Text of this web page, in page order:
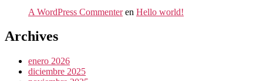
A WordPress Commenteren Hello world!
Archives
enero 2026
diciembre 2025